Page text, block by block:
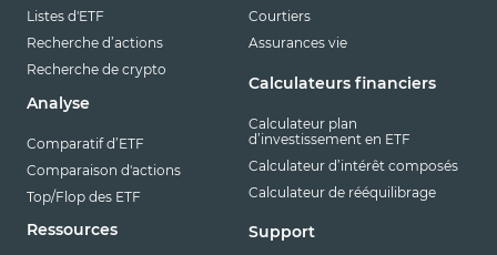
Listes d'ETF
Recherche d’actions
Recherche de crypto
Analyse
Comparatif d’ETF
Comparaison d'actions
Top/Flop des ETF
Ressources
Courtiers
Assurances vie
Calculateurs financiers
Calculateur plan
d’investissement en ETF
Calculateur d’intérêt composés
Calculateur de rééquilibrage
Support